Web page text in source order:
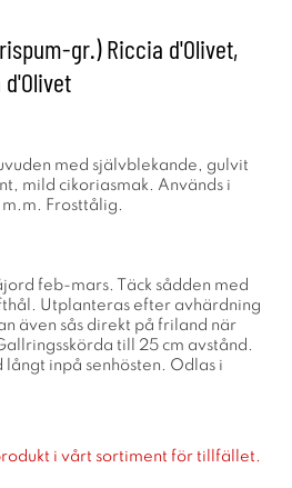
gr.) Riccia d'Olivet,
med självblekande, gulvit
mild cikoriasmak. Används i
Frosttålig.
feb-mars. Täck sådden med
Utplanteras efter avhärdning
även sås direkt på friland när
till 25 cm avstånd.
långt inpå senhösten. Odlas i
i vårt sortiment för tillfället.